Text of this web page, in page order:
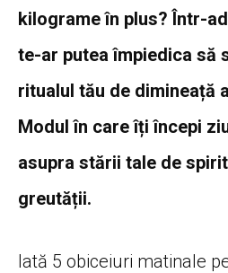
kilograme în plus? Într-
te-ar putea împiedica să
ritualul tău de dimineață
Modul în care îți începi
asupra stării tale de
greutății.
Iată 5 obiceiuri matinale